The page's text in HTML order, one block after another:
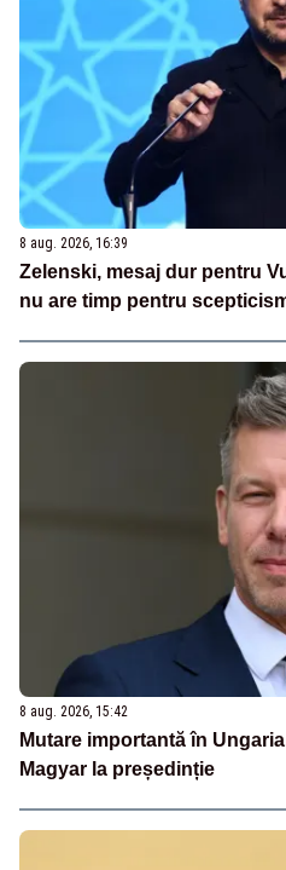
8 aug. 2026, 16:39
Zelenski, mesaj dur pentru
nu are timp pentru
8 aug. 2026, 15:42
Mutare importantă în
Magyar la președinție